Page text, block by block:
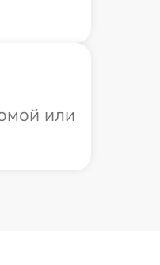
или